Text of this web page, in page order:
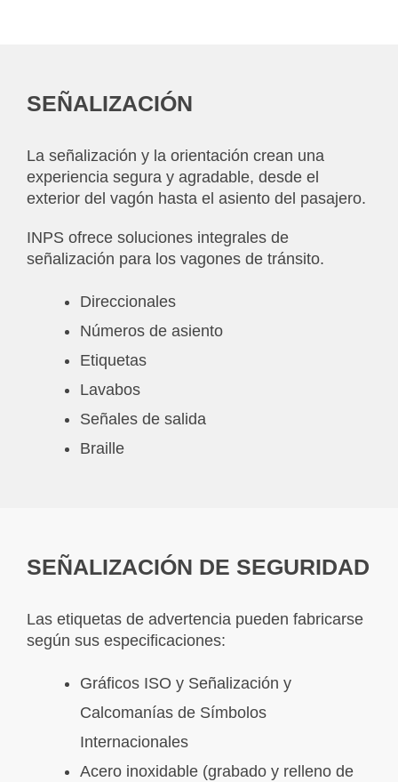
SEÑALIZACIÓN
La señalización y la orientación crean una
experiencia segura y agradable, desde el
exterior del vagón hasta el asiento del pasajero.
INPS ofrece soluciones integrales de
señalización para los vagones de tránsito.
Direccionales
Números de asiento
Etiquetas
Lavabos
Señales de salida
Braille
SEÑALIZACIÓN DE SEGURIDAD
Las etiquetas de advertencia pueden fabricarse
según sus especificaciones:
Gráficos ISO y Señalización y
Calcomanías de Símbolos
Internacionales
Acero inoxidable (grabado y relleno de